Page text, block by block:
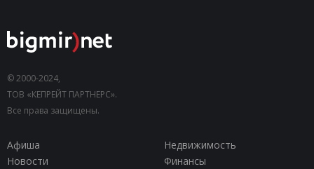
© 2000-2024,
ТОВ «КЕПРЕЙТ ПАРТНЕРС».
Все права защищены.
Афиша
Недвижимость
Новости
Финансы